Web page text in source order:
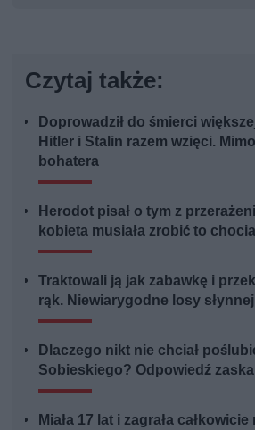
Czytaj także:
Doprowadził do śmierci
Hitler i Stalin razem wzięci.
bohatera
Herodot pisał o tym z
kobieta musiała zrobić to
Traktowali ją jak zabawkę i
rąk. Niewiarygodne losy
Dlaczego nikt nie chciał
Sobieskiego? Odpowiedź
Miała 17 lat i zagrała